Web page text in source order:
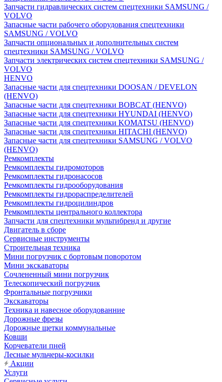
Запчасти гидравлических систем спецтехники SAMSUNG /
VOLVO
Запасные части рабочего оборудования спецтехники
SAMSUNG / VOLVO
Запчасти опциональных и дополнительных систем
спецтехники SAMSUNG / VOLVO
Запчасти электрических систем спецтехники SAMSUNG /
VOLVO
HENVO
Запасные части для спецтехники DOOSAN / DEVELON
(HENVO)
Запасные части для спецтехники BOBCAT (HENVO)
Запасные части для спецтехники HYUNDAI (HENVO)
Запасные части для спецтехники KOMATSU (HENVO)
Запасные части для спецтехники HITACHI (HENVO)
Запасные части для спецтехники SAMSUNG / VOLVO
(HENVO)
Ремкомплекты
Ремкомплекты гидромоторов
Ремкомплекты гидронасосов
Ремкомплекты гидрооборудования
Ремкомплекты гидрораспределителей
Ремкомплекты гидроцилиндров
Ремкомплекты центрального коллектора
Запчасти для спецтехники мультибренд и другие
Двигатель в сборе
Сервисные инструменты
Строительная техника
Мини погрузчик с бортовым поворотом
Мини экскаваторы
Сочлененный мини погрузчик
Телескопический погрузчик
Фронтальные погрузчики
Экскаваторы
Техника и навесное оборудованние
Дорожные фрезы
Дорожные щетки коммунальные
Ковши
Корчеватели пней
Лесные мульчеры-косилки
Акции
Услуги